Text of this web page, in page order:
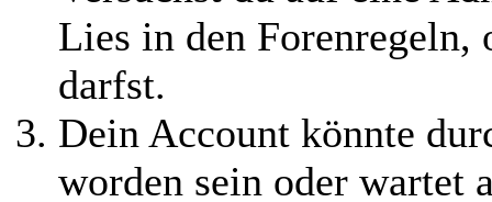
Lies in den Forenregeln,
darfst.
Dein Account könnte
worden sein oder wartet